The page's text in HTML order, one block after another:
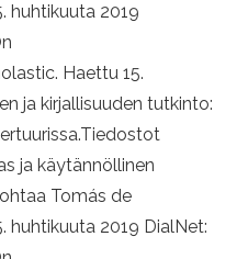
huhtikuuta 2019
Haettu 15.
ja kirjallisuuden tutkinto:
ja käytännöllinen
Tomás de
huhtikuuta 2019 DialNet: